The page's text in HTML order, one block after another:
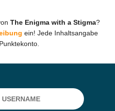
The Enigma with a Stigma?
ein! Jede Inhaltsangabe